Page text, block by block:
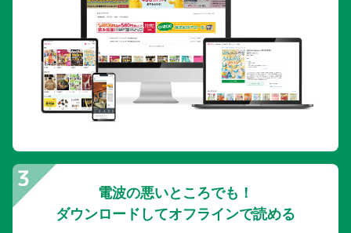
電波の悪いところでも！
ダウンロードしてオフラインで読める